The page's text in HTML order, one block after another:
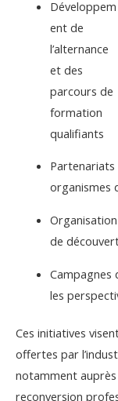
Développem
ent de
l’alternance
et des
parcours de
formation
qualifiants
Partenariats
organismes
de
Campagnes
les
Ces initiatives
offertes par
notamment
reconversion